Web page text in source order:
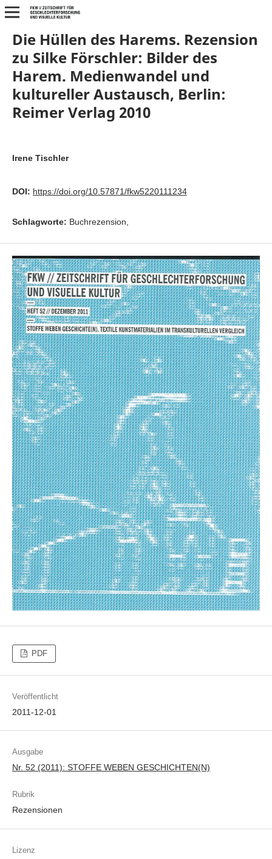
Die Hüllen des Harems. Rezension
zu Silke Förschler: Bilder des
Harem. Medienwandel und
kultureller Austausch, Berlin:
Reimer Verlag 2010
Irene Tischler
DOI: https://doi.org/10.57871/fkw5220111234
Schlagworte: Buchrezension,
PDF
Veröffentlicht
2011-12-01
Ausgabe
Nr. 52 (2011): STOFFE WEBEN GESCHICHTEN(N)
Rubrik
Rezensionen
Lizenz